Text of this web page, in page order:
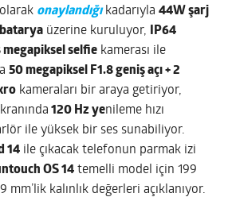
onaylandığıkadarıyla44W şarj
üzerine kuruluyor,
IP64
megapiksel selfie kamerası ile
50 megapiksel F1.8 geniş açı + 2
kameraları bir araya getiriyor,
120 Hz yenileme hızı
ile yüksek bir ses sunabiliyor.
14 ile çıkacak telefonun parmak izi
OS 14 temelli model için 199
mm’lik kalınlık değerleri açıklanıyor.